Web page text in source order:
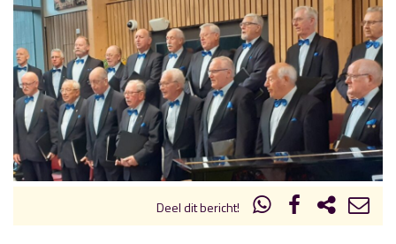
Vorig uur uur 1 van x Volgend uur
Inklappen
Deel dit bericht!